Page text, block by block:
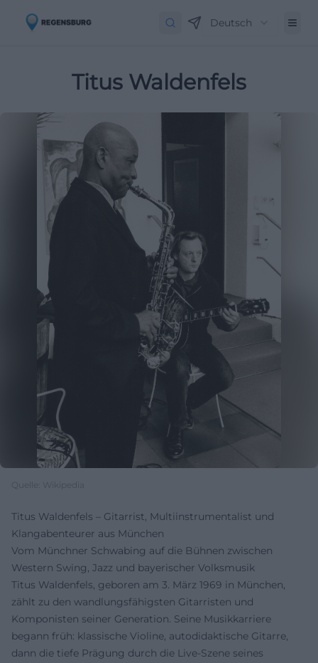
Deutsch
Titus Waldenfels
Quelle: Wikipedia
Titus Waldenfels – Gitarrist, Multiinstrumentalist und
Klangabenteurer aus München
Vom Münchner Schwabing auf die Bühnen zwischen
Western Swing, Jazz und bayerischer Volksmusik
Titus Waldenfels, geboren am 3. März 1969 in München,
zählt zu den wandlungsfähigsten Gitarristen und
Komponisten seiner Generation. Seine Musikkarriere
begann früh: klassische Violine, autodidaktische Gitarre,
dann die tiefe Prägung durch die Live-Szene seines